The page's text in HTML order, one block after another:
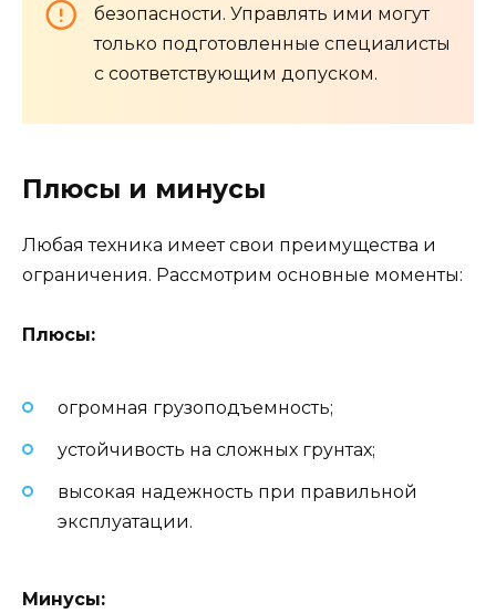
безопасности. Управлять ими могут
только подготовленные специалисты
с соответствующим допуском.
Плюсы и минусы
Любая техника имеет свои преимущества и
ограничения. Рассмотрим основные моменты:
Плюсы:
огромная грузоподъемность;
устойчивость на сложных грунтах;
высокая надежность при правильной
эксплуатации.
Минусы: